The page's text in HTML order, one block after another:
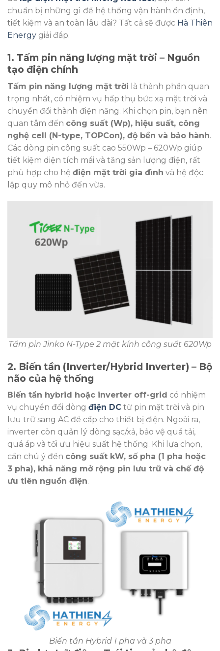
chuẩn bị những gì để hệ thống vận hành ổn định,
tiết kiệm và an toàn lâu dài? Tất cả sẽ được Hà Thiên
Energy giải đáp.
1. Tấm pin năng lượng mặt trời – Nguồn
tạo điện chính
Tấm pin năng lượng mặt trời là thành phần quan
trọng nhất, có nhiệm vụ hấp thụ bức xạ mặt trời và
chuyển đổi thành điện năng. Khi chọn pin, bạn nên
quan tâm đến công suất (Wp), hiệu suất, công
nghệ cell (N-type, TOPCon), độ bền và bảo hành.
Các dòng pin công suất cao 550Wp – 620Wp giúp
tiết kiệm diện tích mái và tăng sản lượng điện, rất
phù hợp cho hệ điện mặt trời gia đình và hệ độc
lập quy mô nhỏ đến vừa.
Tấm pin Jinko N-Type 2 mặt kính công suất 620Wp
2. Biến tần (Inverter/Hybrid Inverter) – Bộ
não của hệ thống
Biến tần hybrid hoặc inverter off-grid có nhiệm
vụ chuyển đổi dòng điện DC từ pin mặt trời và pin
lưu trữ sang AC để cấp cho thiết bị điện. Ngoài ra,
inverter còn quản lý dòng sạc/xả, bảo vệ quá tải,
quá áp và tối ưu hiệu suất hệ thống. Khi lựa chọn,
cần chú ý đến công suất kW, số pha (1 pha hoặc
3 pha), khả năng mở rộng pin lưu trữ và chế độ
ưu tiên nguồn điện.
Biến tần Hybrid 1 pha và 3 pha